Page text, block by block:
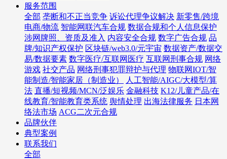
服务范围
全部 垄断和不正当竞争 诉讼代理争议解决 新零售/跨境
电商/物流 智能网联汽车合规 数据合规和个人信息保护
涉网牌照、资质及准入 内容安全合规 数字广告合规 品
牌/知识产权保护 区块链/web3.0/元宇宙 数据资产/数据交
易/数据要素 数字医疗/互联网医疗 互联网刑事合规 网络
游戏 社交产品 网络刑事犯罪辩护与代理 物联网IOT/智
能制造/智能家居（制造业）
人工智能/AIGC/大模型/算
法 直播/短视频/MCN/泛娱乐 金融科技 K12/儿童产品/在
线教育/智能教育类系统 舆情处理 出海法律服务 日本网
络法市场 ACG二次元合规
品牌伙伴
典型案例
联系我们
全部